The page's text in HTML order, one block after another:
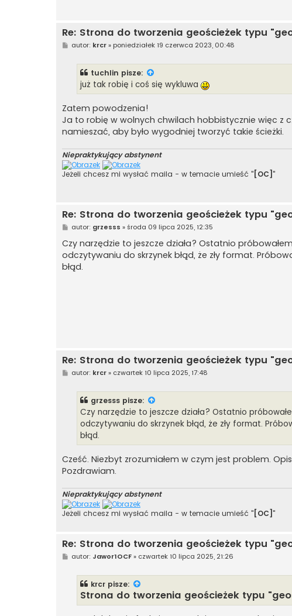
Re: Strona do tworzenia geościeżek typu
Pautor: krcr» poniedziałek 19 czerwca 2023, 00:48
tuchlin pisze:
już tak robię i coś się wykluwa
Zatem powodzenia!
Ja to robię w wolnych chwilach hobbistycznie więc z
namieszać, aby było wygodniej tworzyć takie ścieżki.
Niepraktykujący abstynent
Jeżeli chcesz mi wysłać maila - w temacie umieść " [OC]"
Re: Strona do tworzenia geościeżek typu
P
s
t
autor: grzesss » środa 09 lipca 2025, 12:35
Czy narzędzie to jeszcze działa? Ostatnio
odczytywaniu do skrzynek błąd, że zły format.
błąd.
Re: Strona do tworzenia geościeżek typu
Pautor: krcr» czwartek 10 lipca 2025, 17:48
grzesss pisze:
Czy narzędzie to jeszcze działa? Ostatnio
odczytywaniu do skrzynek błąd, że zły format.
błąd.
Cześć. Niezbyt zrozumiałem w czym jest problem.
Pozdrawiam.
Niepraktykujący abstynent
Jeżeli chcesz mi wysłać maila - w temacie umieść " [OC]"
Re: Strona do tworzenia geościeżek typu
Pautor: Jawor1OCF» czwartek 10 lipca 2025, 21:26
krcr pisze:
Strona do tworzenia geościeżek typu